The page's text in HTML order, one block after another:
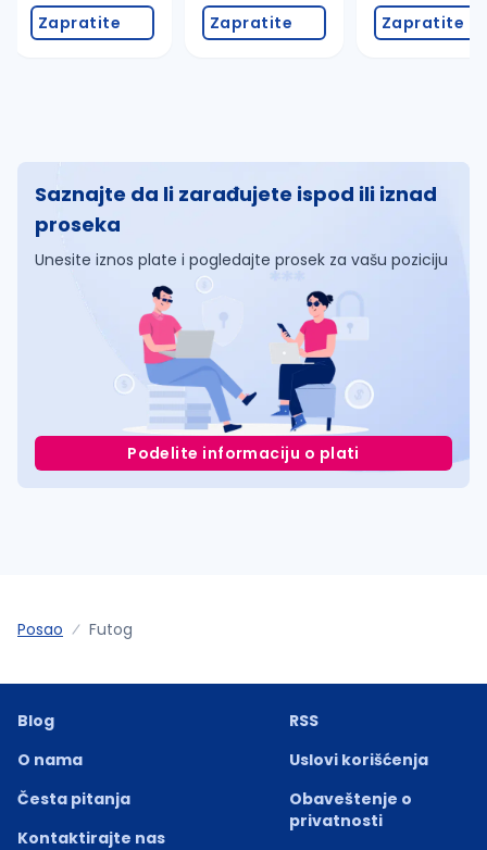
Zapratite Zapratite Zapratite
Saznajte da li zarađujete ispod ili iznad
proseka
Unesite iznos plate i pogledajte prosek za vašu poziciju
Podelite informaciju o plati
Posao Futog
Blog
O nama
Česta pitanja
Kontaktirajte nas
RSS
Uslovi korišćenja
Obaveštenje o
privatnosti